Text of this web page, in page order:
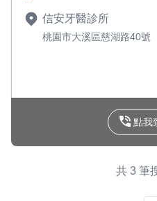
信安牙醫診所
桃園市大溪區慈湖路40號
點我
共 3 筆